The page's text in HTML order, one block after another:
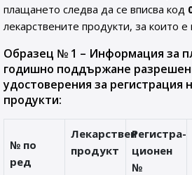
плащането следва да се вписва код
лекарствените продукти, за които е
Образец № 1 – Информация за
годишно поддържане
удостоверения за регистрация
продукти:
№ по
ред
Лекарствен
продукт
Регистра-
ционен
№